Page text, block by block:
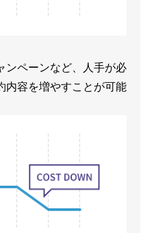
ンペーンなど、人手が必
内容を増やすことが可能